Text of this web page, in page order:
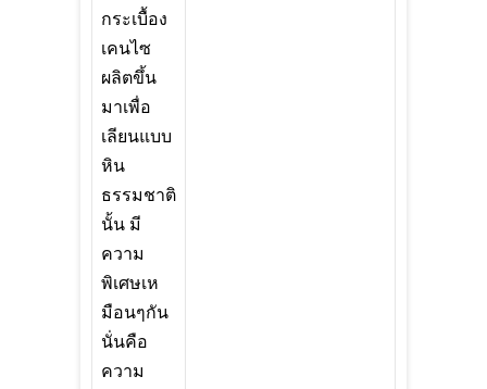
กระเบื้อง
เคนไซ
ผลิตขึ้น
มาเพื่อ
เลียนแบบ
หิน
ธรรมชาติ
นั้น มี
ความ
พิเศษเห
มือนๆกัน
นั่นคือ
ความ